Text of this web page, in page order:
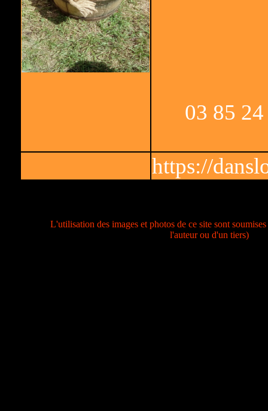
03 85
https://
L'utilisation des images et photos de ce site sont
l'auteur ou d'un tiers)